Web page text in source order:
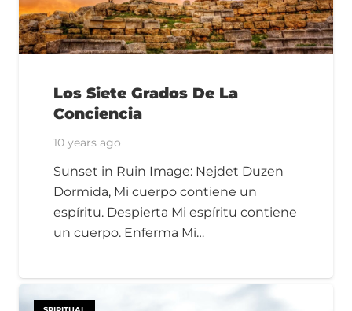
Los Siete Grados De La
Conciencia
10 years ago
Sunset in Ruin Image: Nejdet Duzen
Dormida, Mi cuerpo contiene un
espíritu. Despierta Mi espíritu contiene
un cuerpo. Enferma Mi…